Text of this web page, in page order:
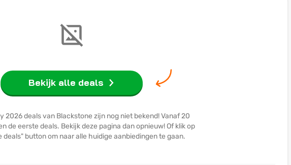
Bekijk alle deals
2026 deals van Blackstone zijn nog niet bekend! Vanaf 20
de eerste deals. Bekijk deze pagina dan opnieuw! Of klik op
deals" button om naar alle huidige aanbiedingen te gaan.